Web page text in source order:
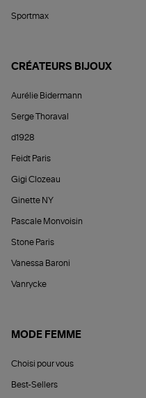
Sportmax
CRÉATEURS BIJOUX
Aurélie Bidermann
Serge Thoraval
d1928
Feidt Paris
Gigi Clozeau
Ginette NY
Pascale Monvoisin
Stone Paris
Vanessa Baroni
Vanrycke
MODE FEMME
Choisi pour vous
Best-Sellers